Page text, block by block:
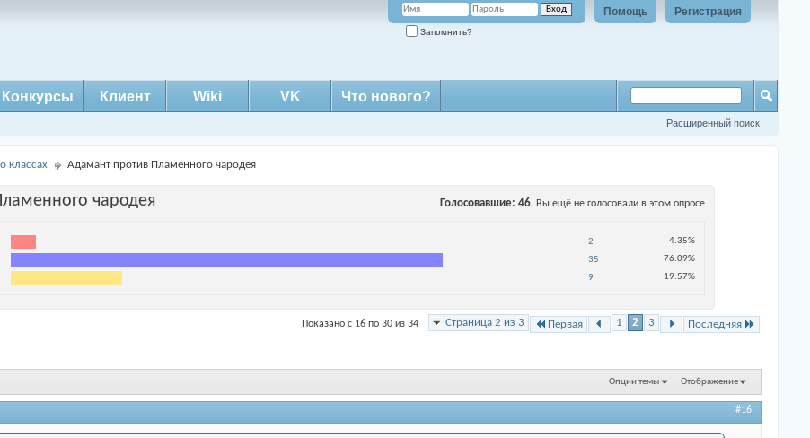
Регистрация
Помощь
Запомнить?
Конкурсы Клиент Wiki VK Что нового?
Расширенный поиск
классах Адамант против Пламенного чародея
чародея Голосовавшие 46. Вы ещё не голосовали в этом опросе
2 4.35%
35 76.09%
9 19.57%
Страница 2 из 3 Первая 1 2 3 Последняя
Показано с 16 по 30 из 34
Опции темы Отображение
#16